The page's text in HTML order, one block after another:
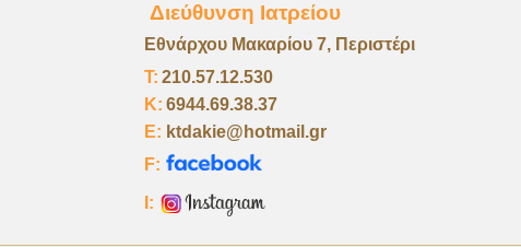
Διεύθυνση Ιατρείου
Εθνάρχου Μακαρίου 7, Περιστέρι
Τ: 210.57.12.530
K: 6944.69.38.37
E: ktdakie@hotmail.gr
F:
I: